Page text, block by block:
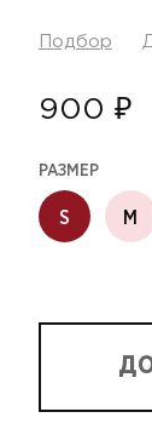
Подбор
900 ₽
РАЗМЕР
S M